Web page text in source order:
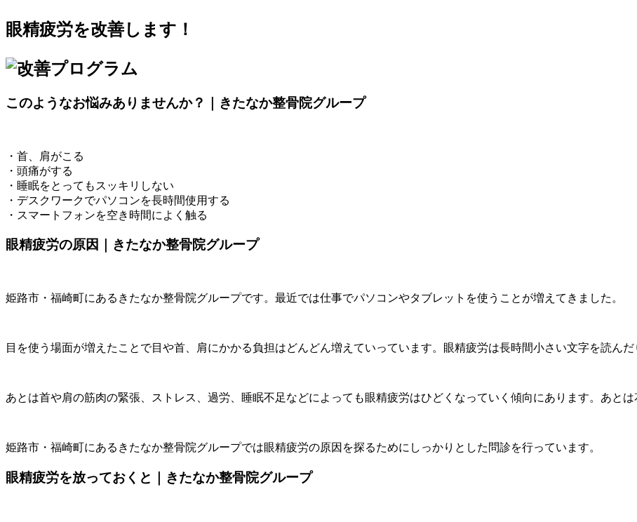
眼精疲労を改善します！
このようなお悩みありませんか？｜きたなか整骨院グループ
・首、肩がこる
・頭痛がする
・睡眠をとってもスッキリしない
・デスクワークでパソコンを長時間使用する
・スマートフォンを空き時間によく触る
眼精疲労の原因｜きたなか整骨院グループ
姫路市・福崎町にあるきたなか整骨院グループです。最近では仕事でパソコンやタブレットを使うことが増えてきました。
目を使う場面が増えたことで目や首、肩にかかる負担はどんどん増えていっています。眼精疲労は長時間小さい文字を読ん
あとは首や肩の筋肉の緊張、ストレス、過労、睡眠不足などによっても眼精疲労はひどくなっていく傾向にあります。あと
姫路市・福崎町にあるきたなか整骨院グループでは眼精疲労の原因を探るためにしっかりとした問診を行っています。
眼精疲労を放っておくと｜きたなか整骨院グループ